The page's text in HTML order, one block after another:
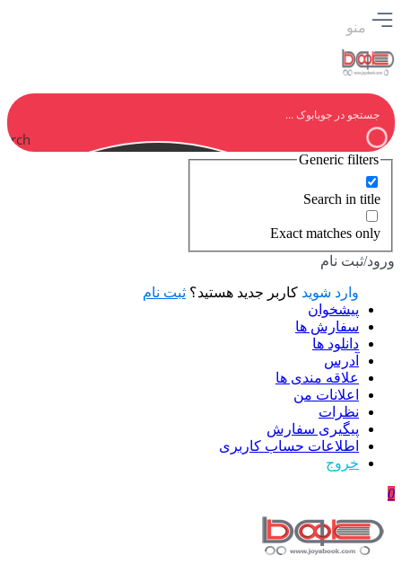
منو
Generic filters
Search in title
Exact matches only
ورود/ثبت نام
وارد شوید کاربر جدید هستید؟ ثبت نام
پیشخوان
سفارش ها
دانلود ها
آدرس
علاقه مندی ها
اعلانات من
نظرات
پیگیری سفارش
اطلاعات حساب كاربری
خروج
0